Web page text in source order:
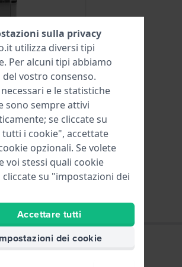
Lacroix
005013
Fibbia a farfalla in
18 mm
€
Confronta
prodotti
anche
sulla privacy
utilizza diversi tipi
. Per alcuni tipi abbiamo
vostro consenso.
e le statistiche
sono sempre attivi
se cliccate su
tutti i cookie", accettate
opzionali. Se volete
voi stessi quali cookie
su "impostazioni dei
Accettare tutti
dei cookie